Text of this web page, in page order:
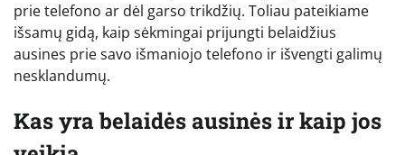
prie telefono ar dėl garso trikdžių. Toliau pateikiame
išsamų gidą, kaip sėkmingai prijungti belaidžius
ausines prie savo išmaniojo telefono ir išvengti galimų
nesklandumų.
Kas yra belaidės ausinės ir kaip jos